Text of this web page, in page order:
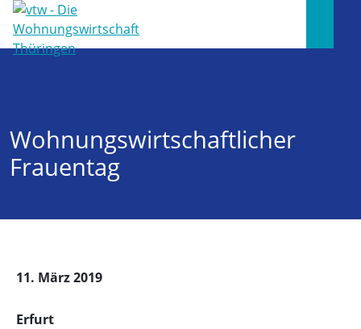
Wohnungswirtschaftlicher
Frauentag
11. März 2019
Erfurt